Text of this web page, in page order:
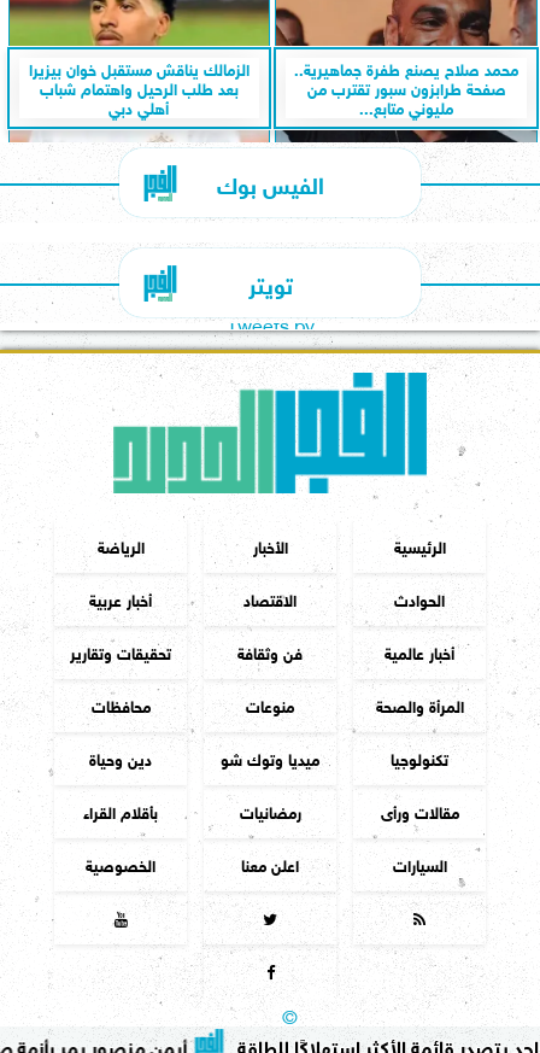
أيمن منصور يمر بأزمة صحية.. قائمة الأكثر استهلاكًا للطاقة
محمد صلاح يصنع طفرة جماهيرية..
صفحة طرابزون سبور تقترب من
مليوني متابع...
الزمالك يناقش مستقبل خوان بيزيرا
بعد طلب الرحيل واهتمام شباب
أهلي دبي
الفيس بوك
تويتر
Tweets by
الرئيسية الأخبار
الرياضة
الحوادث
الاقتصاد
أخبار عربية
أخبار عالمية
فن وثقافة
تحقيقات وتقارير
المرأة والصحة
منوعات
محافظات
تكنولوجيا
ميديا وتوك شو
دين وحياة
مقالات ورأى
رمضانيات
بأقلام القراء
السيارات
اعلن معنا
الخصوصية




جميع الحقوق محفوظة©